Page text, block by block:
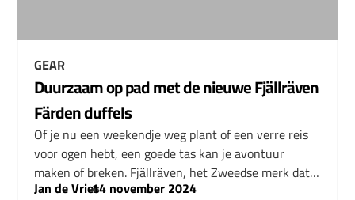
GEAR
Duurzaam op pad met de nieuwe Fjällräven
Färden duffels
Of je nu een weekendje weg plant of een verre reis
voor ogen hebt, een goede tas kan je avontuur
maken of breken. Fjällräven, het Zweedse merk dat…
Jan de Vries
–
14 november 2024